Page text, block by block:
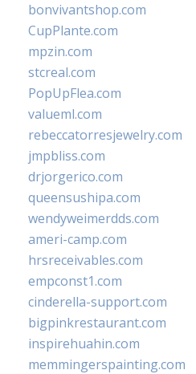
bonvivantshop.com
CupPlante.com
mpzin.com
stcreal.com
PopUpFlea.com
valueml.com
rebeccatorresjewelry.com
jmpbliss.com
drjorgerico.com
queensushipa.com
wendyweimerdds.com
ameri-camp.com
hrsreceivables.com
empconst1.com
cinderella-support.com
bigpinkrestaurant.com
inspirehuahin.com
memmingerspainting.com